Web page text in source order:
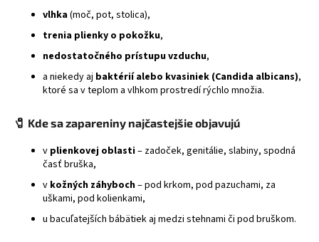
vlhka(moč, pot, stolica),
trenia plienky o pokožku,
nedostatočného prístupu vzduchu,
a niekedy aj baktérií alebo kvasiniek (Candida albicans),
ktoré sa v teplom a vlhkom prostredí rýchlo množia.
🧷 Kde sa zapareniny najčastejšie objavujú
v plienkovej oblasti– zadoček, genitálie, slabiny, spodná
časť bruška,
v kožných záhyboch– pod krkom, pod pazuchami, za
uškami, pod kolienkami,
u bacuľatejších bábätiek aj medzi stehnami či pod bruškom.
HĽADAŤ